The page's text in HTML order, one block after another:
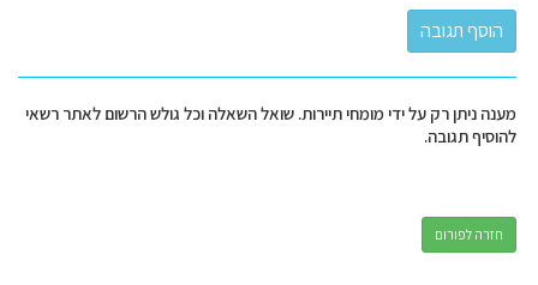
מענה ניתן רק על ידי מומחי תיירות. שואל השאלה וכל גולש הרשום לאתר רשאי
להוסיף תגובה.
חזרה לפורום